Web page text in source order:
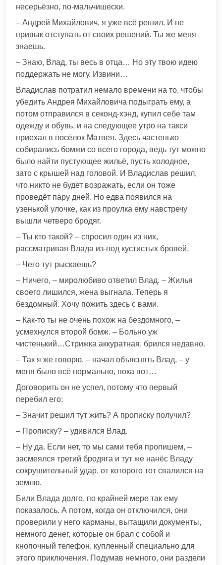
несерьёзно, по-мальчишески.
– Андрей Михайлович, я уже всё решил. И не
привык отступать от своих решений. Ты же меня
знаешь.
– Знаю, Влад, ты весь в отца… Но эту твою идею
поддержать не могу. Извини…
Владислав потратил немало времени на то, чтобы
убедить Андрея Михайловича подыграть ему, а
потом отправился в секонд-хэнд, купил себе там
одежду и обувь, и на следующее утро на такси
приехал в посёлок Матвея. Здесь частенько
собирались бомжи со всего города, ведь тут можно
было найти пустующее жильё, пусть холодное,
зато с крышей над головой. И Владислав решил,
что никто не будет возражать, если он тоже
проведёт пару дней. Но едва появился на
узенькой улочке, как из проулка ему навстречу
вышли четверо бродяг.
– Ты кто такой? – спросил один из них,
рассматривая Влада из-под кустистых бровей.
– Чего тут рыскаешь?
– Ничего, – миролюбиво ответил Влад. – Жилья
своего лишился, жена выгнала. Теперь я
бездомный. Хочу пожить здесь с вами.
– Как-то ты не очень похож на бездомного, –
усмехнулся второй бомж. – Больно уж
чистенький…Стрижка аккуратная, брился недавно.
– Так я же говорю, – начал объяснять Влад, – у
меня было всё нормально, пока вот…
Договорить он не успел, потому что первый
перебил его:
– Значит решил тут жить? А прописку получил?
– Прописку? – удивился Влад.
– Ну да. Если нет, то мы сами тебя пропишем, –
засмеялся третий бродяга и тут же нанёс Владу
сокрушительный удар, от которого тот свалился на
землю.
Били Влада долго, по крайней мере так ему
показалось. А потом, когда он отключился, они
проверили у него карманы, вытащили документы,
немного денег, которые он брал с собой и
кнопочный телефон, купленный специально для
этого приключения. Подумав немного, они раздели